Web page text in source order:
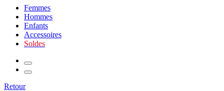
Femmes
Hommes
Enfants
Accessoires
Soldes
Retour